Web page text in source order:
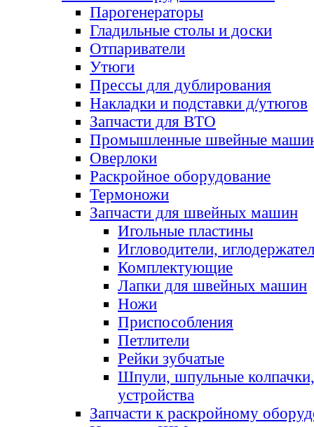
Парогенераторы
Гладильные столы и доски
Отпариватели
Утюги
Прессы для дублирования
Накладки и подставки д/утюгов
Запчасти для ВТО
Промышленные швейные
Оверлоки
Раскройное оборудование
Термоножи
Запчасти для швейных машин
Игольные пластины
Игловодители,
Комплектующие
Лапки для швейных машин
Ножи
Приспособления
Петлители
Рейки зубчатые
Шпули, шпульные
устройства
Запчасти к раскройному